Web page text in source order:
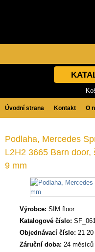
Úvodní strana Kontakt O
Podlaha, Mercedes
L2H2 3665 Barn door,
9 mm
Výrobce: SIM floor
Katalogové číslo:
Objednávací číslo: 21
Záruční doba: 24 měsíců